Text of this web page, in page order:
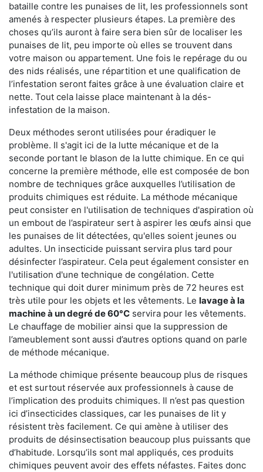
bataille contre les punaises de lit, les professionnels sont
amenés à respecter plusieurs étapes. La première des
choses qu’ils auront à faire sera bien sûr de localiser les
punaises de lit, peu importe où elles se trouvent dans
votre maison ou appartement. Une fois le repérage du ou
des nids réalisés, une répartition et une qualification de
l’infestation seront faites grâce à une évaluation claire et
nette. Tout cela laisse place maintenant à la dés-
infestation de la maison.
Deux méthodes seront utilisées pour éradiquer le
problème. Il s'agit ici de la lutte mécanique et de la
seconde portant le blason de la lutte chimique. En ce qui
concerne la première méthode, elle est composée de bon
nombre de techniques grâce auxquelles l’utilisation de
produits chimiques est réduite. La méthode mécanique
peut consister en l'utilisation de techniques d'aspiration où
un embout de l’aspirateur sert à aspirer les œufs ainsi que
les punaises de lit détectées, qu'elles soient jeunes ou
adultes. Un insecticide puissant servira plus tard pour
désinfecter l’aspirateur. Cela peut également consister en
l'utilisation d'une technique de congélation. Cette
technique qui doit durer minimum près de 72 heures est
très utile pour les objets et les vêtements. Le lavage à la
machine à un degré de 60°C servira pour les vêtements.
Le chauffage de mobilier ainsi que la suppression de
l’ameublement sont aussi d’autres options quand on parle
de méthode mécanique.
La méthode chimique présente beaucoup plus de risques
et est surtout réservée aux professionnels à cause de
l’implication des produits chimiques. Il n’est pas question
ici d’insecticides classiques, car les punaises de lit y
résistent très facilement. Ce qui amène à utiliser des
produits de désinsectisation beaucoup plus puissants que
d’habitude. Lorsqu’ils sont mal appliqués, ces produits
chimiques peuvent avoir des effets néfastes. Faites donc